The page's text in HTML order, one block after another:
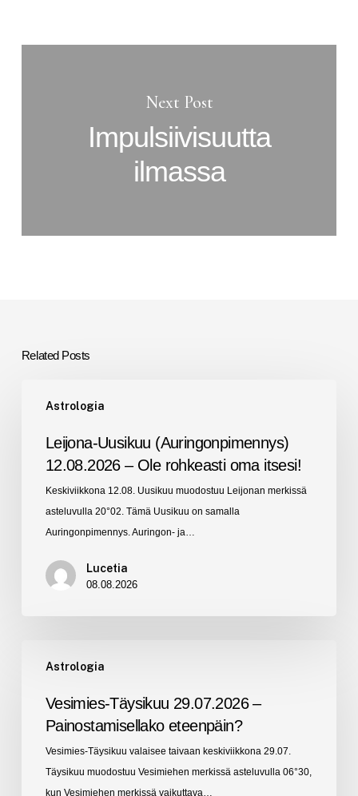
Next Post
Impulsiivisuutta
ilmassa
Related Posts
Astrologia
Uusikuu
12.08.2026
rohkeasti
Leijona-Uusikuu (Auringonpimennys)
12.08.2026 – Ole rohkeasti oma itsesi!
Keskiviikkona 12.08. Uusikuu muodostuu Leijonan merkissä
asteluvulla 20°02. Tämä Uusikuu on samalla
Auringonpimennys. Auringon- ja…
Lucetia
08.08.2026
Astrologia
Täysikuu
Painostamisellako
eteenpäin?
Vesimies-Täysikuu 29.07.2026 –
Painostamisellako eteenpäin?
Vesimies-Täysikuu valaisee taivaan keskiviikkona 29.07.
Täysikuu muodostuu Vesimiehen merkissä asteluvulla 06°30,
kun Vesimiehen merkissä vaikuttava…